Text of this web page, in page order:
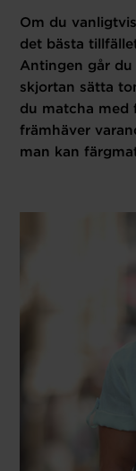
Om du
det bästa
Antingen går
skjortan sätta
du matcha med
främhäver
man kan